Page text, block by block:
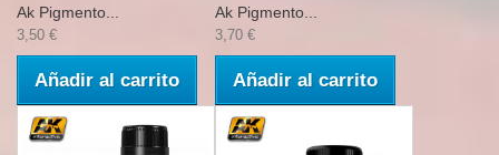
Ak Pigmento...
3,50 €
Añadir al carrito
Ak Pigmento...
3,70 €
Añadir al carrito